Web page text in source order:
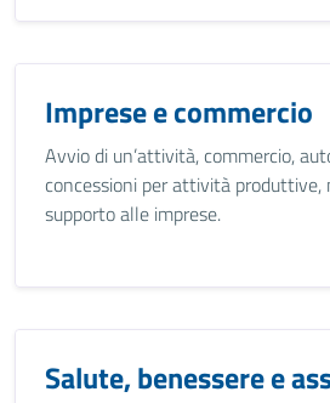
Imprese e commercio
Avvio di un’attività, commercio,
concessioni per attività
supporto alle imprese.
Salute, benessere e